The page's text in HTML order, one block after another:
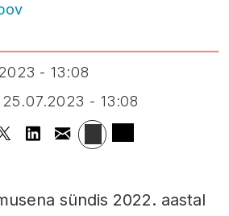
- 13:08
25.07.2023 - 13:08
sündis 2022. aastal